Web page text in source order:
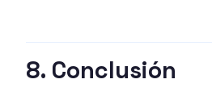
8. Conclusión